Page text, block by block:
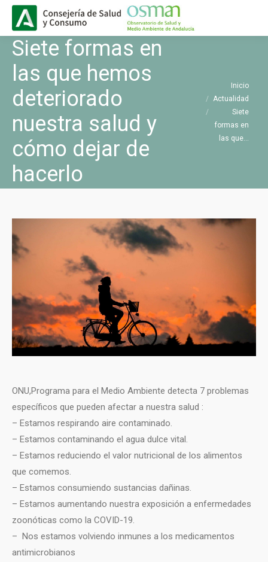
Siete formas en
las que hemos
deteriorado
nuestra salud y
cómo dejar de
hacerlo
Estás aquí:Inicio
Actualidad
Siete
formas en
las que…
ONU,Programa para el Medio Ambiente detecta 7 problemas
específicos que pueden afectar a nuestra salud :
– Estamos respirando aire contaminado.
– Estamos contaminando el agua dulce vital.
– Estamos reduciendo el valor nutricional de los alimentos
que comemos.
– Estamos consumiendo sustancias dañinas.
– Estamos aumentando nuestra exposición a enfermedades
zoonóticas como la COVID-19.
– Nos estamos volviendo inmunes a los medicamentos
antimicrobianos